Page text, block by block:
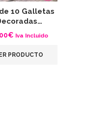
10 Galletas
€ Iva Incluido
PRODUCTO